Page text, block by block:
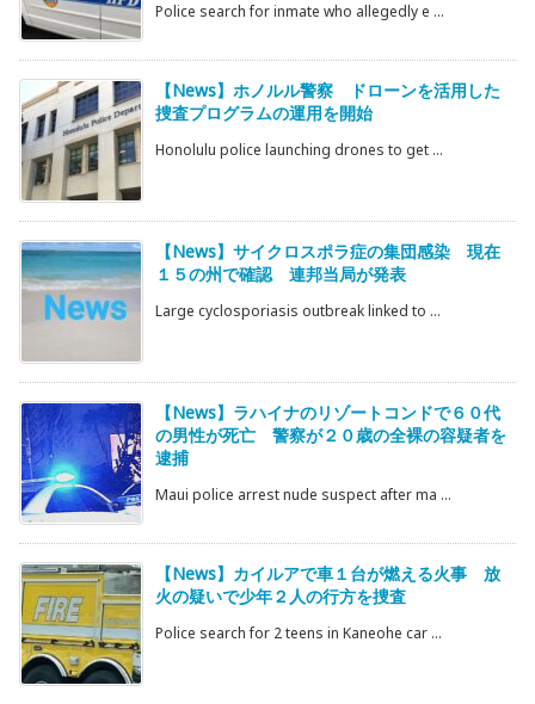
Police search for inmate who allegedly e ...
【News】ホノルル警察 ドローンを活用した
捜査プログラムの運用を開始
Honolulu police launching drones to get ...
【News】サイクロスポラ症の集団感染 現在
１５の州で確認 連邦当局が発表
Large cyclosporiasis outbreak linked to ...
【News】ラハイナのリゾートコンドで６０代
の男性が死亡 警察が２０歳の全裸の容疑者を
逮捕
Maui police arrest nude suspect after ma ...
【News】カイルアで車１台が燃える火事 放
火の疑いで少年２人の行方を捜査
Police search for 2 teens in Kaneohe car ...